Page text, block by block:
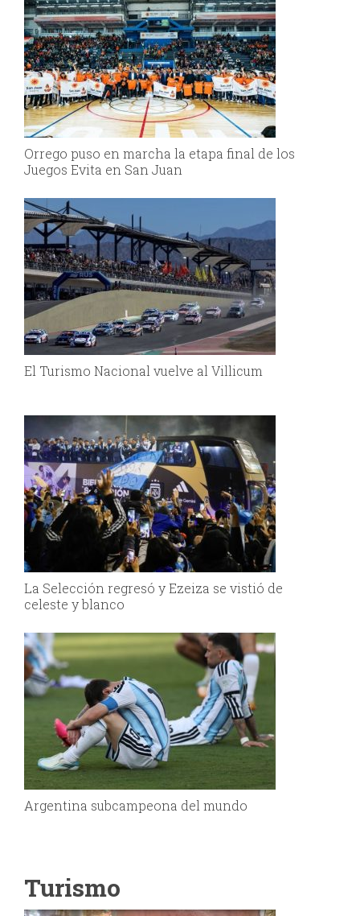
Orrego puso en marcha la etapa final de los
Juegos Evita en San Juan
El Turismo Nacional vuelve al Villicum
La Selección regresó y Ezeiza se vistió de
celeste y blanco
Argentina subcampeona del mundo
Turismo